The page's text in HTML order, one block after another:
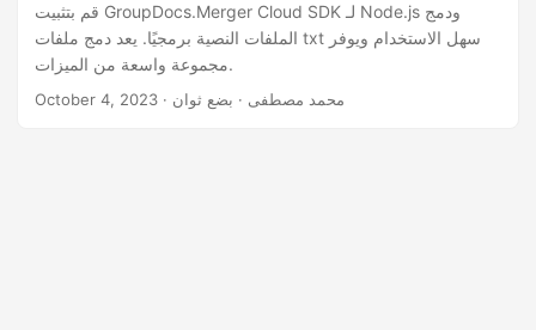
o
قم بتثبيت GroupDocs.Merger Cloud SDK لـ Node.js ودمج
الملفات النصية برمجيًا. يعد دمج ملفات txt سهل الاستخدام ويوفر
مجموعة واسعة من الميزات.
October 4, 2023 · محمد مصطفى · بضع ثوان